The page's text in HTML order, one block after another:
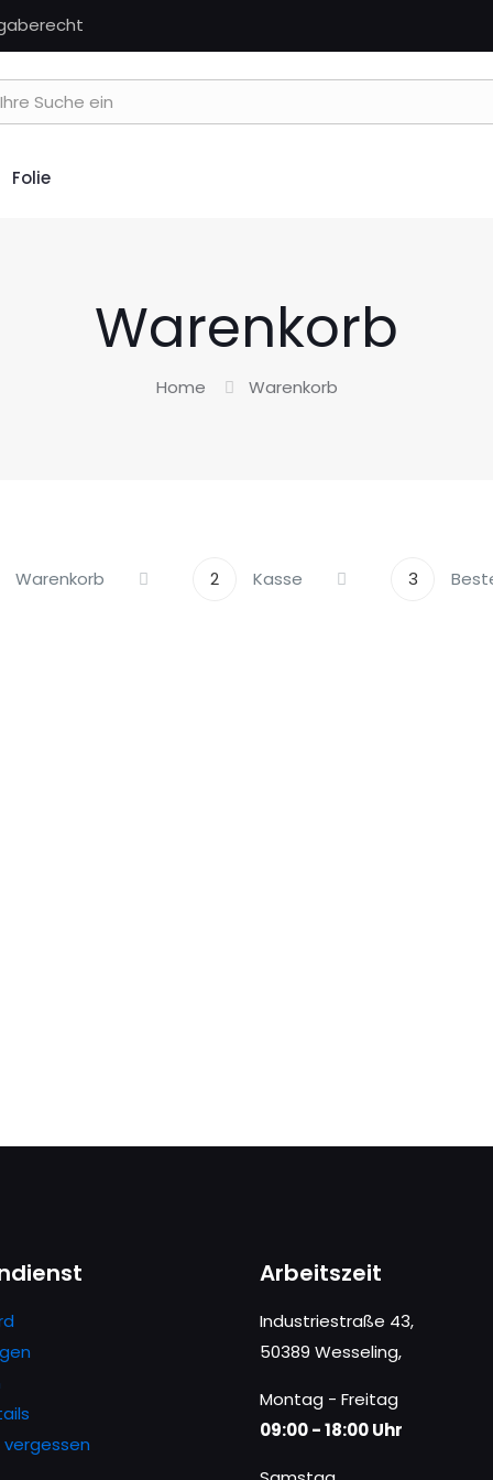
Folie
Warenkorb
Home Warenkorb
Warenkorb 2 Kasse 3
Arbeitszeit
Industriestraße 43,
50389 Wesseling,
Montag - Freitag
09:00 - 18:00 Uhr